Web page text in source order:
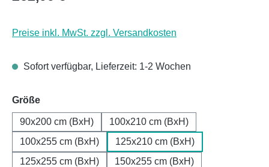
Preise inkl. MwSt. zzgl. Versandkosten
Sofort verfügbar, Lieferzeit: 1-2 Wochen
Größeauswählen
90x200 cm (BxH)
100x210 cm (BxH)
100x255 cm (BxH)
125x210 cm (BxH)
125x255 cm (BxH)
150x255 cm (BxH)